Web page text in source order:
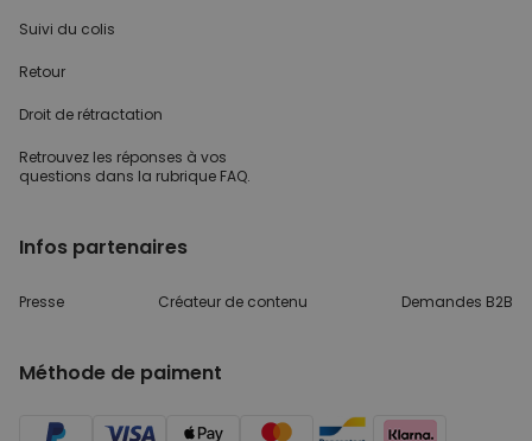
Suivi du colis
Retour
Droit de rétractation
Retrouvez les réponses à vos
questions dans la rubrique FAQ.
Infos partenaires
Presse Créateur de contenu Demandes B2B
Méthode de paiment